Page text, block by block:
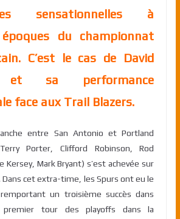
sensationnelles à
du championnat
C’est le cas de David
et sa performance
face aux Trail Blazers.
entre San Antonio et Portland
Porter, Clifford Robinson, Rod
Kersey, Mark Bryant) s’est achevée sur
cet extra-time, les Spurs ont eu le
un troisième succès dans
tour des playoffs dans la